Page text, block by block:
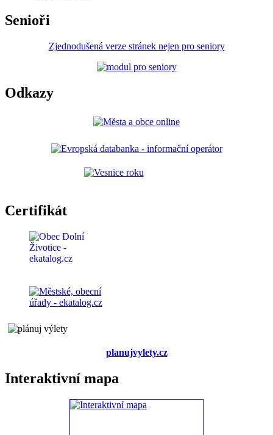
Senioři
Zjednodušená verze stránek nejen pro seniory
Odkazy
Certifikát
planujvylety.cz
Interaktivní mapa